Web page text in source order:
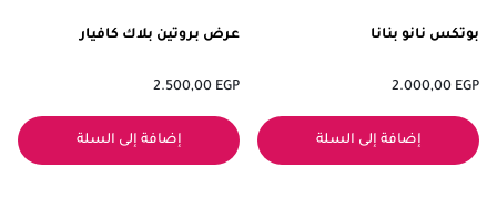
بوتكس نانو بنانا
2.000,00 EGP
إضافة إلى السلة
عرض بروتين بلاك كافيار
2.500,00 EGP
إضافة إلى السلة